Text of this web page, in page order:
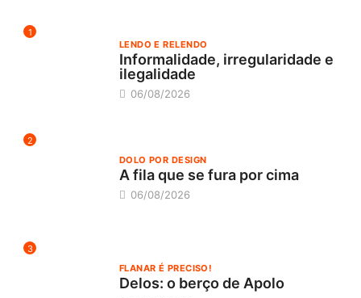
1
LENDO E RELENDO
Informalidade, irregularidade e
ilegalidade
06/08/2026
2
DOLO POR DESIGN
A fila que se fura por cima
06/08/2026
3
FLANAR É PRECISO!
Delos: o berço de Apolo